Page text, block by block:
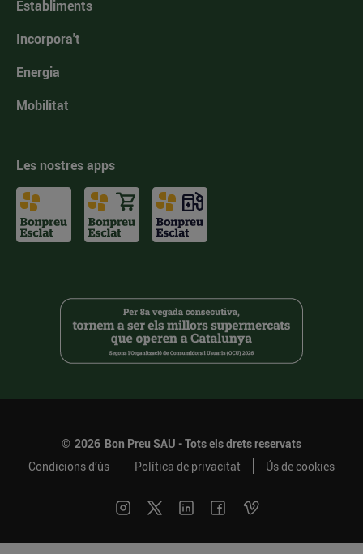
Establiments
Incorpora't
Energia
Mobilitat
Les nostres apps
© 2026 Bon Preu SAU - Tots els drets reservats
Condicions d’ús
Política de privacitat Ús de cookies